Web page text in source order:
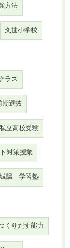
方法
久世小学校
ラス
期選抜
私立高校受験
対策授業
城陽 学習塾
くりだす能力